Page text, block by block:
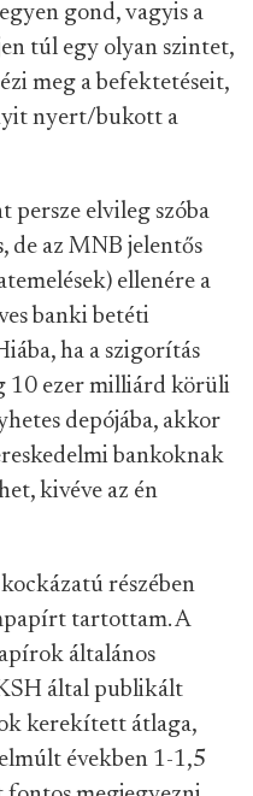
gond, vagyis a
túl egy olyan szintet,
meg a befektetéseit,
nyert/bukott a
persze elvileg szóba
de az MNB jelentős
ellenére a
banki betéti
ha a szigorítás
10 ezer milliárd körüli
depójába, akkor
bankoknak
kivéve az én
részében
tartottam. A
általános
által publikált
kerekített átlaga,
években 1-1,5